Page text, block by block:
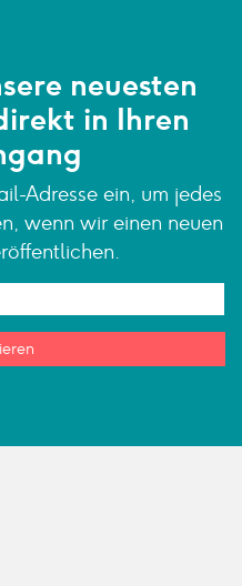
neuesten
in Ihren
Adresse ein, um jedes
wenn wir einen neuen